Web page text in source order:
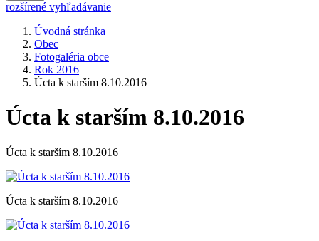
rozšírené vyhľadávanie
Úvodná stránka
Obec
Fotogaléria obce
Rok 2016
Úcta k starším 8.10.2016
Úcta k starším 8.10.2016
Úcta k starším 8.10.2016
Úcta k starším 8.10.2016